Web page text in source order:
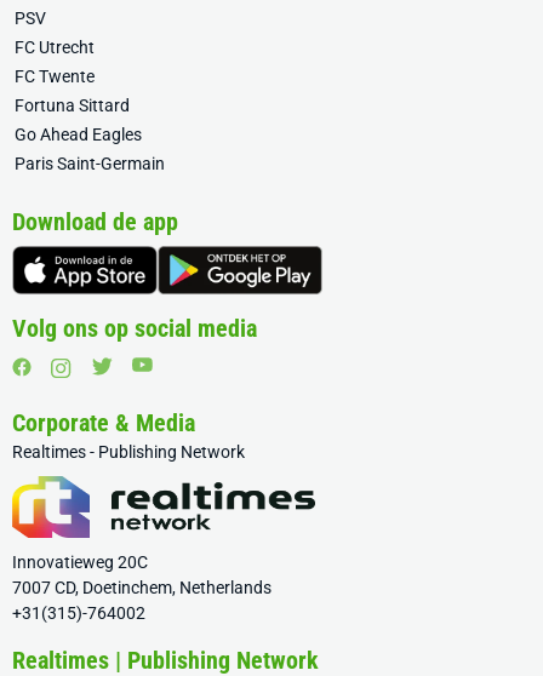
PSV
FC Utrecht
FC Twente
Fortuna Sittard
Go Ahead Eagles
Paris Saint-Germain
Download de app
Volg ons op social media
Corporate & Media
Realtimes - Publishing Network
Innovatieweg 20C
7007 CD, Doetinchem, Netherlands
+31(315)-764002
Realtimes | Publishing Network